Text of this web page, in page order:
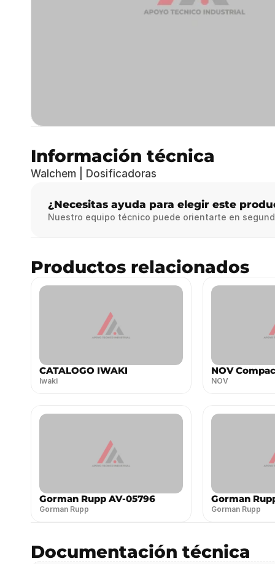
Información técnica
Walchem | Dosificadoras
¿Necesitas ayuda para elegir este
Nuestro equipo técnico puede orientarte en
Productos relacionados
CATALOGO IWAKI
Iwaki
NOV
NOV
Gorman Rupp AV-05796
Gorman Rupp
Gorman
Gorman Rupp
Documentación técnica